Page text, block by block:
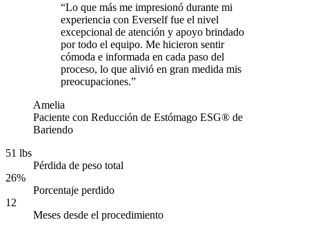
“Lo que más me impresionó durante mi
experiencia con Everself fue el nivel
excepcional de atención y apoyo brindado
por todo el equipo. Me hicieron sentir
cómoda e informada en cada paso del
proceso, lo que alivió en gran medida mis
preocupaciones.”
Amelia
Paciente con Reducción de Estómago ESG® de
Bariendo
51 lbs
Pérdida de peso total
26%
Porcentaje perdido
12
Meses desde el procedimiento